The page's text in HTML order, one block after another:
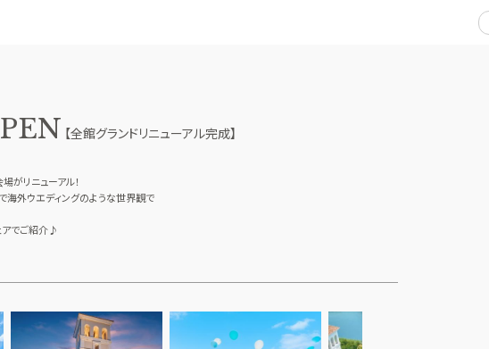
TOP
トップ
CEREMONY PARTY
CUISINE
【全館グランドリニューアル完成】
がリニューアル！
海外ウエディングのような世界観で
アでご紹介♪